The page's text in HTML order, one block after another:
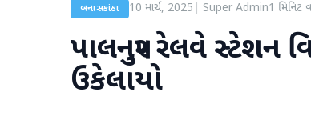
બનાસકાંઠા 10 માર્ચ, 2025 Super Admin1 મિનિટ
પાલનપુર રેલવે સ્ટેશન
ઉકેલાયો